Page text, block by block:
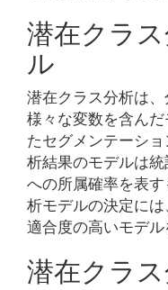
潜在クラ
ル
潜在クラス分析は、
様々な変数を含ん
たセグメンテーシ
析結果のモデルは
への所属確率を表
析モデルの決定には
適合度の高いモデル
潜在クラ